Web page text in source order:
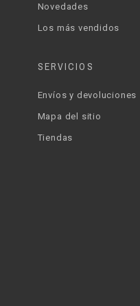
Novedades
Los más vendidos
SERVICIOS
Envíos y devoluciones
Mapa del sitio
Tiendas